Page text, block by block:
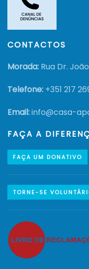
CONTACTOS
Morada: Rua Dr.
Telefone: +351 217
Email:info@casa-
FAÇA A
FAÇA UM DONATIVO
TORNE-SE